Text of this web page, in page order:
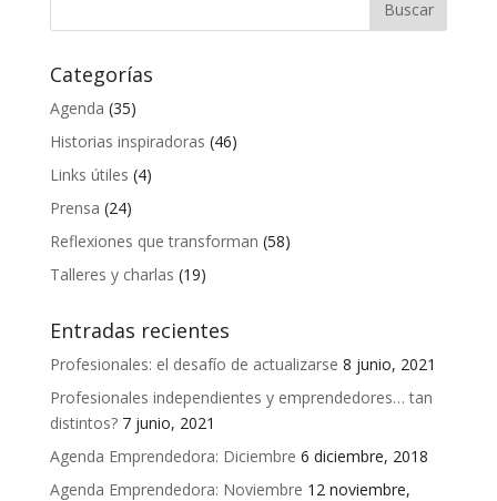
Categorías
Agenda (35)
Historias inspiradoras (46)
Links útiles (4)
Prensa (24)
Reflexiones que transforman (58)
Talleres y charlas (19)
Entradas recientes
Profesionales: el desafío de actualizarse 8 junio, 2021
Profesionales independientes y emprendedores… tan
distintos? 7 junio, 2021
Agenda Emprendedora: Diciembre 6 diciembre, 2018
Agenda Emprendedora: Noviembre 12 noviembre,